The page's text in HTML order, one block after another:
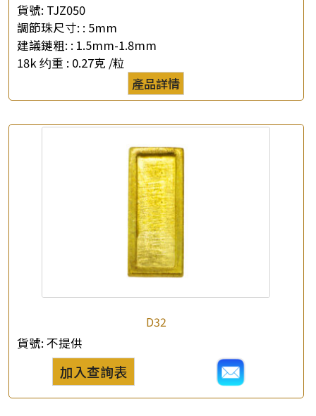
貨號: TJZ050
調節珠尺寸: : 5mm
建議鏈粗: : 1.5mm-1.8mm
18k 约重 : 0.27克 /粒
產品詳情
D32
貨號: 不提供
加入查詢表